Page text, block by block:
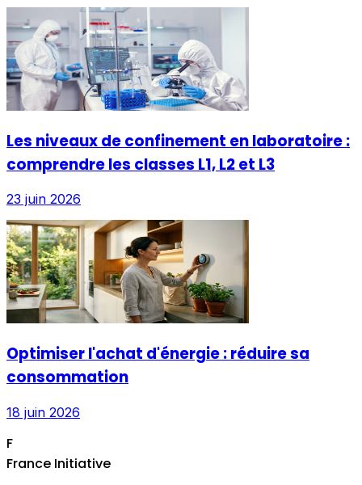
Les niveaux de confinement en laboratoire :
comprendre les classes L1, L2 et L3
23 juin 2026
Optimiser l'achat d'énergie : réduire sa
consommation
18 juin 2026
F
France Initiative